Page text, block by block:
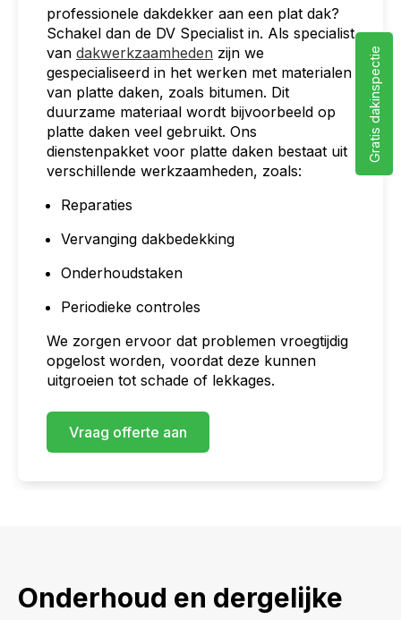
professionele dakdekker aan een plat dak?
Schakel dan de DV Specialist in. Als specialist
van dakwerkzaamheden zijn we
gespecialiseerd in het werken met materialen
van platte daken, zoals bitumen. Dit
duurzame materiaal wordt bijvoorbeeld op
platte daken veel gebruikt. Ons
dienstenpakket voor platte daken bestaat uit
verschillende werkzaamheden, zoals:
Reparaties
Vervanging dakbedekking
Onderhoudstaken
Periodieke controles
We zorgen ervoor dat problemen vroegtijdig
opgelost worden, voordat deze kunnen
uitgroeien tot schade of lekkages.
Vraag offerte aan
Onderhoud en dergelijke
Gratis dakinspectie